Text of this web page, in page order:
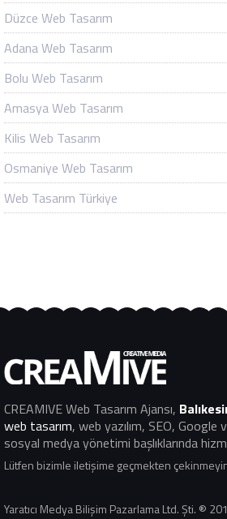
Düzce Web Tasarım
Adana Web Tasarım
Bolu Web Tasarım
Amasya Web Tasarım
Kilis Web Tasarım
Osmaniye Web Tasarım
Web Tasarım Türkiye
CREAMIVE Web Tasarım Ajansı,
web tasarım, web yazılım, SEO, Google
sosyal medya yönetimi başlıklarında
Lütfen bizimle iletişime geçmekten
Yaratıcı Medya Bilişim Pazarlama Ltd. Şti. ®